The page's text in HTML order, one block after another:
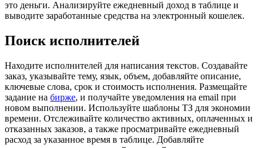
это деньги. Анализируйте ежедневный доход в таблице и
выводите заработанные средства на электронный кошелек.
Поиск исполнителей
Находите исполнителей для написания текстов. Создавайте
заказ, указывайте тему, язык, объем, добавляйте описание,
ключевые слова, срок и стоимость исполнения. Размещайте
задание на бирже, и получайте уведомления на email при
новом выполнении. Используйте шаблоны ТЗ для экономии
времени. Отслеживайте количество активных, оплаченных и
отказанных заказов, а также просматривайте ежедневный
расход за указанное время в таблице. Добавляйте